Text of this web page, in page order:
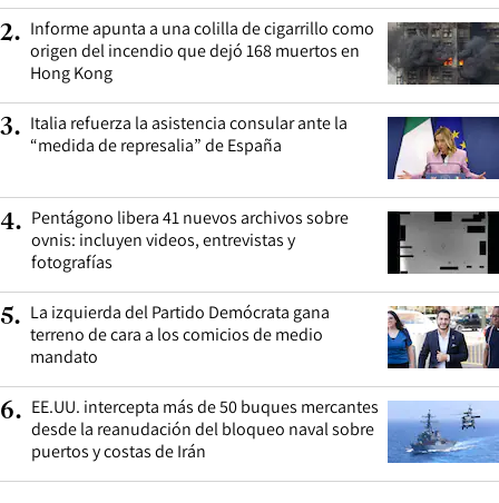
2. Informe apunta a una colilla de cigarrillo como
origen del incendio que dejó 168 muertos en
Hong Kong
3. Italia refuerza la asistencia consular ante la
“medida de represalia” de España
4. Pentágono libera 41 nuevos archivos sobre
ovnis: incluyen videos, entrevistas y
fotografías
5. La izquierda del Partido Demócrata gana
terreno de cara a los comicios de medio
mandato
6. EE.UU. intercepta más de 50 buques mercantes
desde la reanudación del bloqueo naval sobre
puertos y costas de Irán